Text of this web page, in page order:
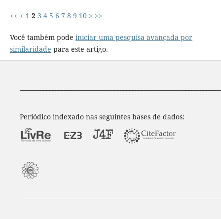
<< < 1 2 3 4 5 6 7 8 9 10 > >>
Você também pode iniciar uma pesquisa avançada por
similaridade para este artigo.
Periódico indexado nas seguintes bases de dados: